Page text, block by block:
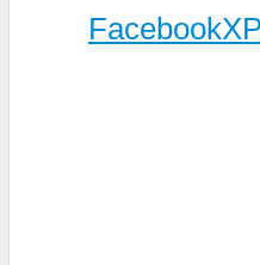
FacebookX